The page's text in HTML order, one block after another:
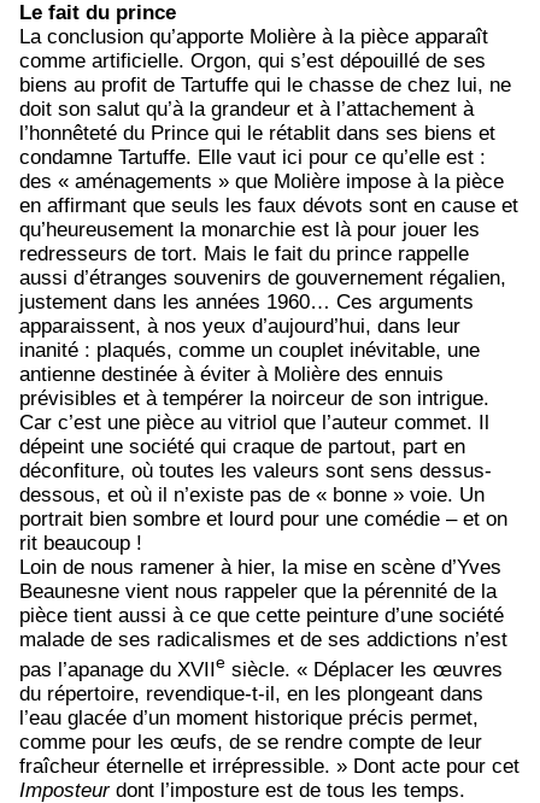
Le fait du prince
La conclusion qu’apporte Molière à la pièce apparaît
comme artificielle. Orgon, qui s’est dépouillé de ses
biens au profit de Tartuffe qui le chasse de chez lui, ne
doit son salut qu’à la grandeur et à l’attachement à
l’honnêteté du Prince qui le rétablit dans ses biens et
condamne Tartuffe. Elle vaut ici pour ce qu’elle est :
des « aménagements » que Molière impose à la pièce
en affirmant que seuls les faux dévots sont en cause et
qu’heureusement la monarchie est là pour jouer les
redresseurs de tort. Mais le fait du prince rappelle
aussi d’étranges souvenirs de gouvernement régalien,
justement dans les années 1960… Ces arguments
apparaissent, à nos yeux d’aujourd’hui, dans leur
inanité : plaqués, comme un couplet inévitable, une
antienne destinée à éviter à Molière des ennuis
prévisibles et à tempérer la noirceur de son intrigue.
Car c’est une pièce au vitriol que l’auteur commet. Il
dépeint une société qui craque de partout, part en
déconfiture, où toutes les valeurs sont sens dessus-
dessous, et où il n’existe pas de « bonne » voie. Un
portrait bien sombre et lourd pour une comédie – et on
rit beaucoup !
Loin de nous ramener à hier, la mise en scène d’Yves
Beaunesne vient nous rappeler que la pérennité de la
pièce tient aussi à ce que cette peinture d’une société
malade de ses radicalismes et de ses addictions n’est
pas l’apanage du XVIIe siècle. « Déplacer les œuvres
du répertoire, revendique-t-il, en les plongeant dans
l’eau glacée d’un moment historique précis permet,
comme pour les œufs, de se rendre compte de leur
fraîcheur éternelle et irrépressible. » Dont acte pour cet
Imposteurdont l’imposture est de tous les temps.